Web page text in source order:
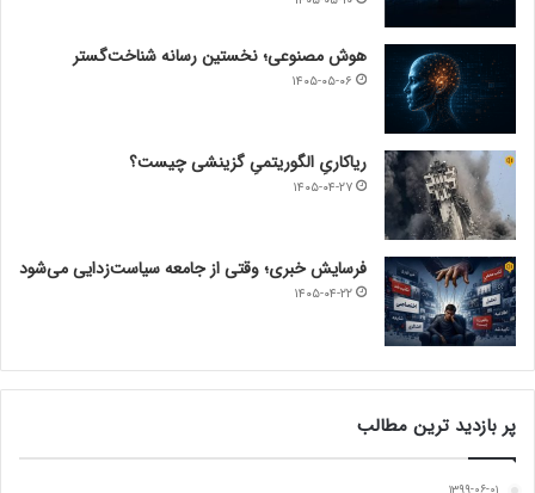
سایبر چیست؟
۱۴۰۱-۰۹-۲۷
تکنولوژی؟ ترجیح می‌دهم که نه! نگاهی به شخصیت «چهارشنبه» به
روایت تیم برتون
۱۳۹۹-۰۴-۰۸
جنگ ترکیبی چیست؟
۱۳۹۹-۰۱-۲۴
اینترنت ، منابع طبیعی را می‌بلعد
۱۴۰۲-۰۵-۱۶
از ربات ها تا آی بات ها : شمایل/نماد شناسی هوش مصنوعی
۱۴۰۲-۰۷-۰۴
عصر دیجیتال